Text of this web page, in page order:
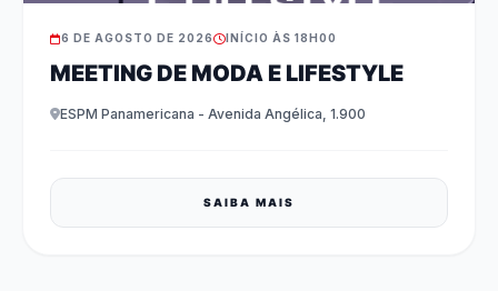
6 DE AGOSTO DE 2026 INÍCIO ÀS 18H00
MEETING DE MODA E LIFESTYLE
ESPM Panamericana - Avenida Angélica, 1.900
SAIBA MAIS